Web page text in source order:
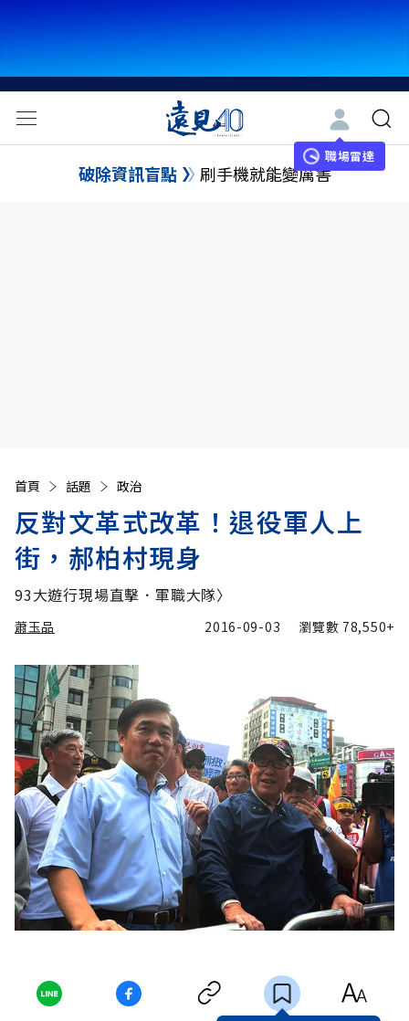
職場雷達
破除資訊盲點 刷手機就能變厲害
首頁 話題 政治
反對文革式改革！退役軍人上
街，郝柏村現身
93大遊行現場直擊．軍職大隊〉
蕭玉品 2016-09-03 瀏覽數 78,550+